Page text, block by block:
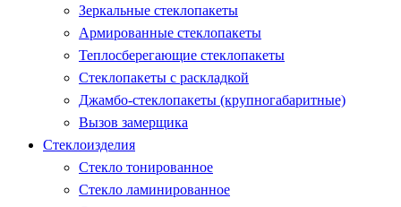
Зеркальные стеклопакеты
Армированные стеклопакеты
Теплосберегающие стеклопакеты
Стеклопакеты с раскладкой
Джамбо-стеклопакеты (крупногабаритные)
Вызов замерщика
Стеклоизделия
Стекло тонированное
Стекло ламинированное